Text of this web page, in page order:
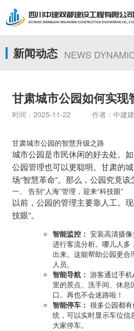
新闻动态 NEWS
甘肃城市公园如何实现
时间：2025-11-22 作者：中
甘肃城市公园的智慧升级之路
城市公园是市民休闲的好去处。
公园管理也可以更聪明。甘肃的
场“智慧革命”。那么，公园究竟
一、 告别“人海”管理，迎来“科技眼”
以前，公园的管理主要靠人工。
技眼”。
智能监控： 安装高清摄
进行客流分析。哪儿人多
出来。这能帮助公园更
人员。
智能导航： 游客通过手
里的景点、洗手间、休息
口。再也不会迷路啦！
智能停车： 很多公园都
统，可以实时显示车位信
大家停车。